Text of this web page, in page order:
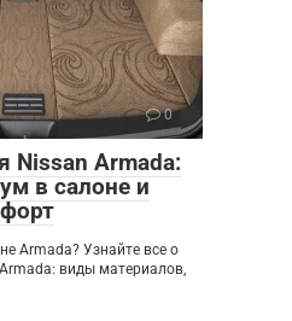
0
Nissan Armada:
в салоне и
Armada? Узнайте все о
виды материалов,